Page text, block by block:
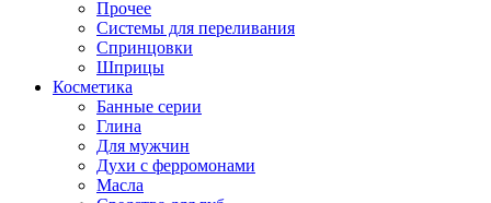
Прочее
Системы для переливания
Спринцовки
Шприцы
Косметика
Банные серии
Глина
Для мужчин
Духи с ферромонами
Масла